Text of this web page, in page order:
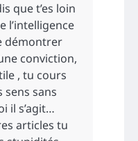
que t’es loin
l’intelligence
démontrer
conviction,
, tu cours
sens sans
il s’agit…
articles tu